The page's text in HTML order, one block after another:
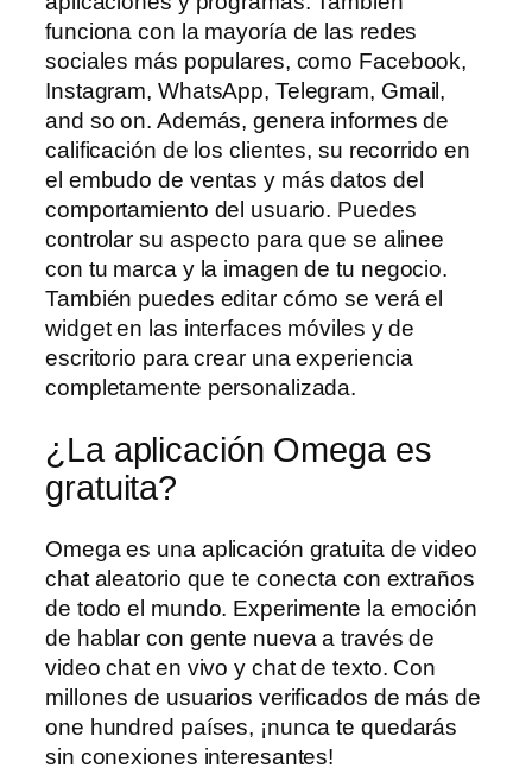
funciona con la mayoría de las redes
sociales más populares, como Facebook,
Instagram, WhatsApp, Telegram, Gmail,
and so on. Además, genera informes de
calificación de los clientes, su recorrido en
el embudo de ventas y más datos del
comportamiento del usuario. Puedes
controlar su aspecto para que se alinee
con tu marca y la imagen de tu negocio.
También puedes editar cómo se verá el
widget en las interfaces móviles y de
escritorio para crear una experiencia
completamente personalizada.
¿La aplicación Omega es
gratuita?
Omega es una aplicación gratuita de video
chat aleatorio que te conecta con extraños
de todo el mundo. Experimente la emoción
de hablar con gente nueva a través de
video chat en vivo y chat de texto. Con
millones de usuarios verificados de más de
one hundred países, ¡nunca te quedarás
sin conexiones interesantes!